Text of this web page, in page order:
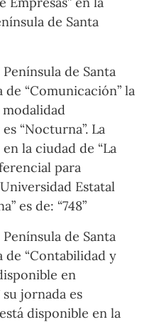
de Santa
de Santa
de “Comunicación” la
“Nocturna”. La
la ciudad de “La
para
Estatal
es de: “748”
de Santa
de “Contabilidad y
en
su jornada es
disponible en la